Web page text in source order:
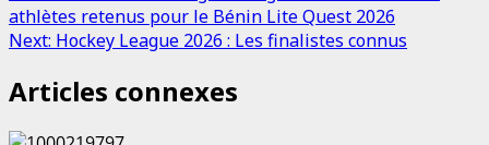
navigation
athlètes retenus pour le Bénin Lite Quest 2026
Next: Hockey League 2026 : Les finalistes connus
Articles connexes